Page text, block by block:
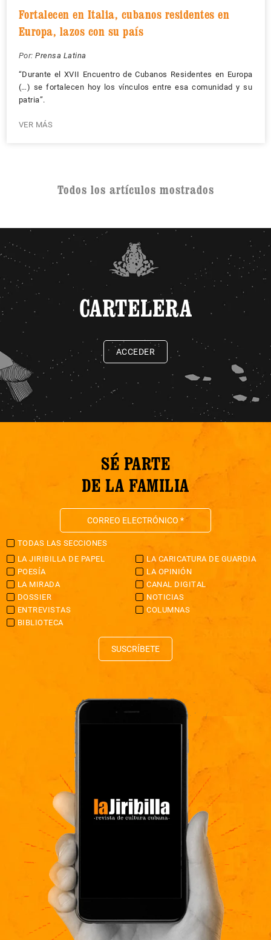
Fortalecen en Italia, cubanos residentes en
Europa, lazos con su país
Por: Prensa Latina
“Durante el XVII Encuentro de Cubanos Residentes en Europa
(…) se fortalecen hoy los vínculos entre esa comunidad y su
patria”.
VER MÁS
Todos los artículos mostrados
CARTELERA
ACCEDER
SÉ PARTE
DE LA FAMILIA
TODAS LAS SECCIONES
LA JIRIBILLA DE PAPEL
LA CARICATURA DE GUARDIA
POESÍA
LA OPINIÓN
LA MIRADA
CANAL DIGITAL
DOSSIER
NOTICIAS
ENTREVISTAS
COLUMNAS
BIBLIOTECA
SUSCRÍBETE